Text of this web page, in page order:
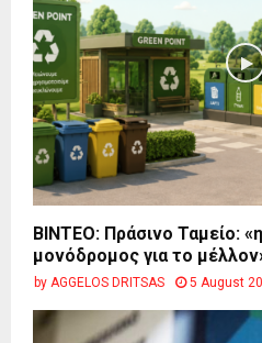
BINTEO: Πράσινο Ταμείο:
μονόδρομος για το
by AGGELOS DRITSAS 5 August